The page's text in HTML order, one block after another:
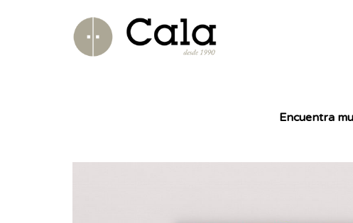
Encuentra